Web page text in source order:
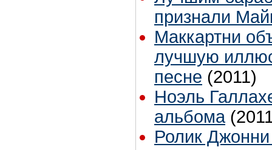
признали
Маккартни
лучшую
песне (2011)
Ноэль
альбома
Ролик